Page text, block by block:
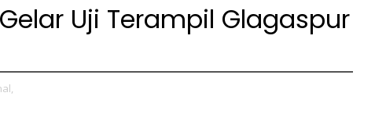
Uji Terampil Glagaspur